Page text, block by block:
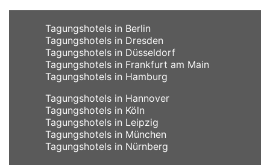
Tagungshotels in Berlin
Tagungshotels in Dresden
Tagungshotels in Düsseldorf
Tagungshotels in Frankfurt am Main
Tagungshotels in Hamburg
Tagungshotels in Hannover
Tagungshotels in Köln
Tagungshotels in Leipzig
Tagungshotels in München
Tagungshotels in Nürnberg